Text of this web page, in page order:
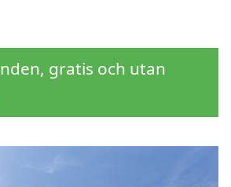
gratis och utan